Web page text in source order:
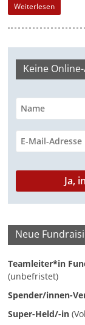
f
i
-
i
Weiterlesen
Keine
Neue
Teamleiter*in
(unbefristet)
Spender/innen-
Super-Held/-in